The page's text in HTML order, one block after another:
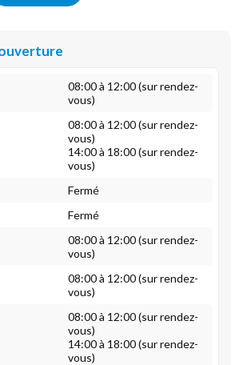
08:00 à 12:00 (sur rendez-
vous)
08:00 à 12:00 (sur rendez-
vous)
14:00 à 18:00 (sur rendez-
vous)
Fermé
Fermé
08:00 à 12:00 (sur rendez-
vous)
08:00 à 12:00 (sur rendez-
vous)
08:00 à 12:00 (sur rendez-
vous)
14:00 à 18:00 (sur rendez-
vous)